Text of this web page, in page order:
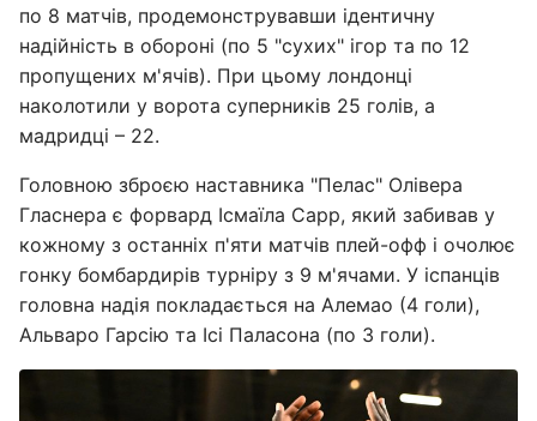
по 8 матчів, продемонструвавши ідентичну
надійність в обороні (по 5 "сухих" ігор та по 12
пропущених м'ячів). При цьому лондонці
наколотили у ворота суперників 25 голів, а
мадридці – 22.
Головною зброєю наставника "Пелас" Олівера
Гласнера є форвард Ісмаїла Сарр, який забивав у
кожному з останніх п'яти матчів плей-офф і очолює
гонку бомбардирів турніру з 9 м'ячами. У іспанців
головна надія покладається на Алемао (4 голи),
Альваро Гарсію та Ісі Паласона (по 3 голи).